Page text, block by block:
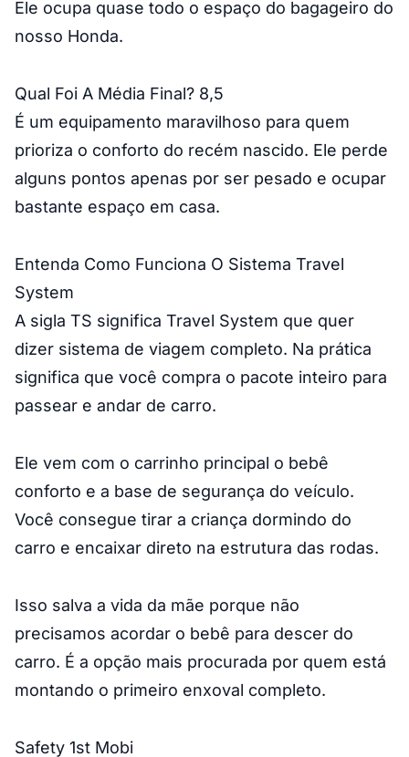
Ele ocupa quase todo o espaço do bagageiro do
nosso Honda.
Qual Foi A Média Final? 8,5
É um equipamento maravilhoso para quem
prioriza o conforto do recém nascido. Ele perde
alguns pontos apenas por ser pesado e ocupar
bastante espaço em casa.
Entenda Como Funciona O Sistema Travel
System
A sigla TS significa Travel System que quer
dizer sistema de viagem completo. Na prática
significa que você compra o pacote inteiro para
passear e andar de carro.
Ele vem com o carrinho principal o bebê
conforto e a base de segurança do veículo.
Você consegue tirar a criança dormindo do
carro e encaixar direto na estrutura das rodas.
Isso salva a vida da mãe porque não
precisamos acordar o bebê para descer do
carro. É a opção mais procurada por quem está
montando o primeiro enxoval completo.
Safety 1st Mobi